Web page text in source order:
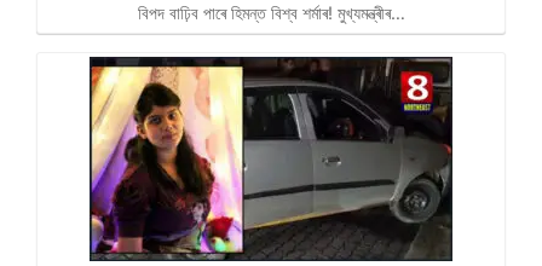
বিপদ বাঢ়িব পাৰে হিমন্ত বিশ্ব শৰ্মাৰ! মুখ্যমন্ত্ৰীৰ…